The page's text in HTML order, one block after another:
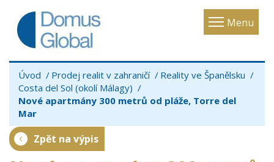
Menu
Toggle
Úvod Prodej realit v zahraničí
Reality ve Španělsku
Costa del Sol (okolí Málagy)
Nové apartmány 300 metrů od pláže, Torre del
Mar
Zpět na výpis